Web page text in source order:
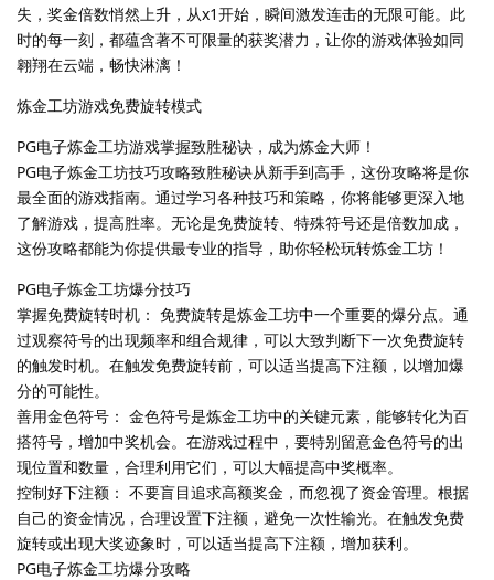
失，奖金倍数悄然上升，从x1开始，瞬间激发连击的无限可能。此
时的每一刻，都蕴含著不可限量的获奖潜力，让你的游戏体验如同
翱翔在云端，畅快淋漓！
炼金工坊游戏免费旋转模式
PG电子炼金工坊游戏掌握致胜秘诀，成为炼金大师！
PG电子炼金工坊技巧攻略致胜秘诀从新手到高手，这份攻略将是你
最全面的游戏指南。通过学习各种技巧和策略，你将能够更深入地
了解游戏，提高胜率。无论是免费旋转、特殊符号还是倍数加成，
这份攻略都能为你提供最专业的指导，助你轻松玩转炼金工坊！
PG电子炼金工坊爆分技巧
掌握免费旋转时机： 免费旋转是炼金工坊中一个重要的爆分点。通
过观察符号的出现频率和组合规律，可以大致判断下一次免费旋转
的触发时机。在触发免费旋转前，可以适当提高下注额，以增加爆
分的可能性。
善用金色符号： 金色符号是炼金工坊中的关键元素，能够转化为百
搭符号，增加中奖机会。在游戏过程中，要特别留意金色符号的出
现位置和数量，合理利用它们，可以大幅提高中奖概率。
控制好下注额： 不要盲目追求高额奖金，而忽视了资金管理。根据
自己的资金情况，合理设置下注额，避免一次性输光。在触发免费
旋转或出现大奖迹象时，可以适当提高下注额，增加获利。
PG电子炼金工坊爆分攻略